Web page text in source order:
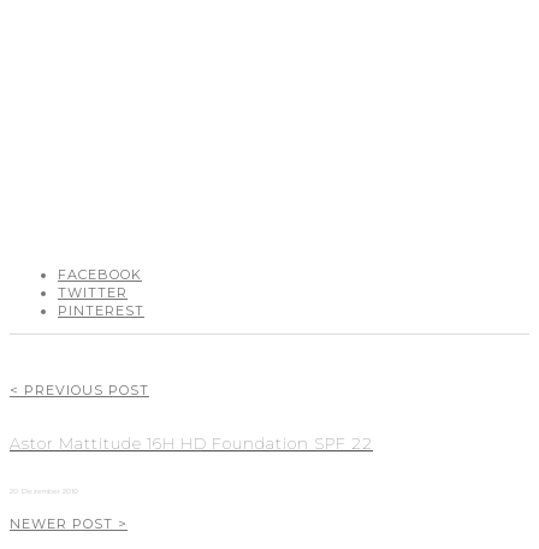
FACEBOOK
TWITTER
PINTEREST
< PREVIOUS POST
Astor Mattitude 16H HD Foundation SPF 22
20. Dezember 2010
NEWER POST >